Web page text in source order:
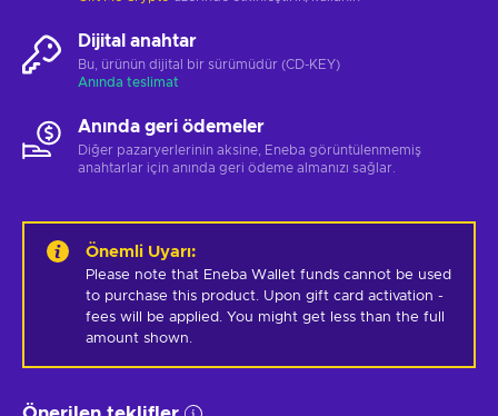
Dijital anahtar
Bu, ürünün dijital bir sürümüdür (CD-KEY)
Anında teslimat
Anında geri ödemeler
Diğer pazaryerlerinin aksine, Eneba görüntülenmemiş
anahtarlar için anında geri ödeme almanızı sağlar.
Önemli Uyarı:
Please note that Eneba Wallet funds cannot be used
to purchase this product. Upon gift card activation -
fees will be applied. You might get less than the full
amount shown.